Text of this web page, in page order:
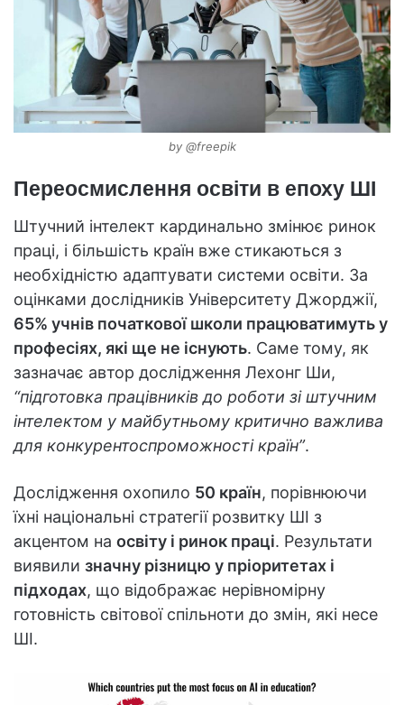
by @freepik
Переосмислення освіти в епоху ШІ
Штучний інтелект кардинально змінює ринок
праці, і більшість країн вже стикаються з
необхідністю адаптувати системи освіти. За
оцінками дослідників Університету Джорджії,
65% учнів початкової школи працюватимуть у
професіях, які ще не існують. Саме тому, як
зазначає автор дослідження Лехонг Ши,
“підготовка працівників до роботи зі штучним
інтелектом у майбутньому критично важлива
для конкурентоспроможності країн”.
Дослідження охопило 50 країн, порівнюючи
їхні національні стратегії розвитку ШІ з
акцентом на освіту і ринок праці. Результати
виявили значну різницю у пріоритетах і
підходах, що відображає нерівномірну
готовність світової спільноти до змін, які несе
ШІ.